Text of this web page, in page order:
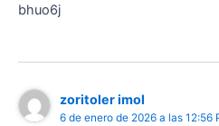
bhuo6j
zoritoler imol
6 de enero de 2026 a las 12:56